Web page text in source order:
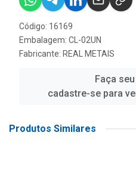
Código: 16169
Embalagem: CL-02UN
Fabricante: REAL METAIS
Faça
cadastre-se para
Produtos Similares